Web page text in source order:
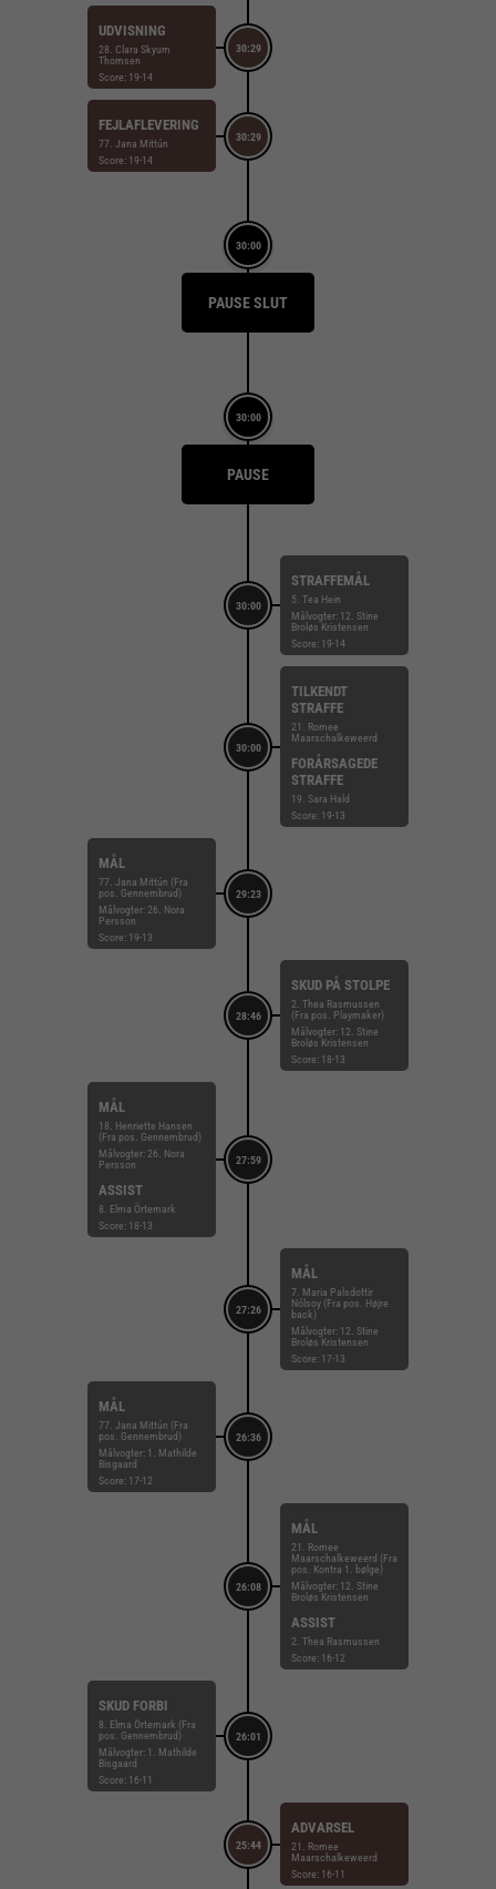
30:29
UDVISNING
28. Clara Skyum
Thomsen
Score: 19-14
30:29
FEJLAFLEVERING
77. Jana Mittún
Score: 19-14
30:00
PAUSE SLUT
30:00
PAUSE
30:00
STRAFFEMÅL
5. Tea Hein
Målvogter: 12. Stine
Broløs Kristensen
Score: 19-14
30:00
TILKENDT
STRAFFE
21. Romee
Maarschalkeweerd
FORÅRSAGEDE
STRAFFE
19. Sara Hald
Score: 19-13
29:23
MÅL
77. Jana Mittún (Fra
pos. Gennembrud)
Målvogter: 26. Nora
Persson
Score: 19-13
28:46
SKUD PÅ STOLPE
2. Thea Rasmussen
(Fra pos. Playmaker)
Målvogter: 12. Stine
Broløs Kristensen
Score: 18-13
27:59
MÅL
18. Henriette Hansen
(Fra pos. Gennembrud)
Målvogter: 26. Nora
Persson
ASSIST
8. Elma Örtemark
Score: 18-13
27:26
MÅL
7. Maria Palsdottir
Nólsoy (Fra pos. Højre
back)
Målvogter: 12. Stine
Broløs Kristensen
Score: 17-13
26:36
MÅL
77. Jana Mittún (Fra
pos. Gennembrud)
Målvogter: 1. Mathilde
Bisgaard
Score: 17-12
26:08
MÅL
21. Romee
Maarschalkeweerd (Fra
pos. Kontra 1. bølge)
Målvogter: 12. Stine
Broløs Kristensen
ASSIST
2. Thea Rasmussen
Score: 16-12
26:01
SKUD FORBI
8. Elma Örtemark (Fra
pos. Gennembrud)
Målvogter: 1. Mathilde
Bisgaard
Score: 16-11
25:44
ADVARSEL
21. Romee
Maarschalkeweerd
Score: 16-11